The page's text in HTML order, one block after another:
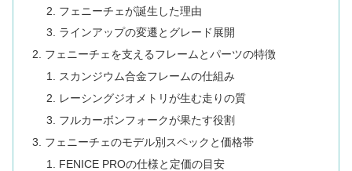
フェニーチェが誕生した理由
ラインアップの変遷とグレード展開
フェニーチェを支えるフレームとパーツの特徴
スカンジウム合金フレームの仕組み
レーシングジオメトリが生む走りの質
フルカーボンフォークが果たす役割
フェニーチェのモデル別スペックと価格帯
FENICE PROの仕様と定価の目安